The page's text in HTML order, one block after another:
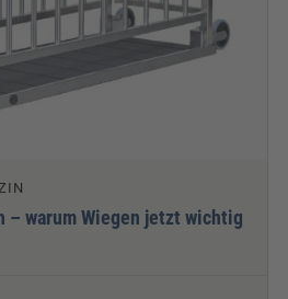
– warum Wiegen jetzt wichtig